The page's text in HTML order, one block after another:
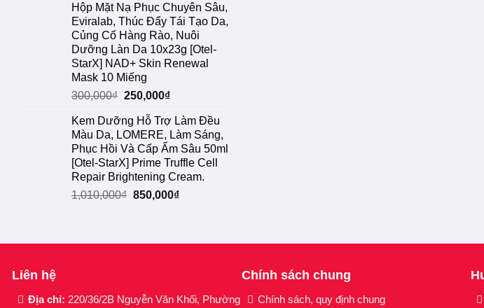
là:
1,050,000₫.
tại
là:
750,000₫.
Hộp Mặt Nạ Phục Chuyên Sâu,
Eviralab, Thúc Đẩy Tái Tạo Da,
Củng Cố Hàng Rào, Nuôi
Dưỡng Làn Da 10x23g [Otel-
StarX] NAD+ Skin Renewal
Mask 10 Miếng
300,000₫ Giá
là:
300,000₫.
250,000₫Giá
tại
là:
250,000₫.
Kem Dưỡng Hỗ Trợ Làm Đều
Màu Da, LOMERE, Làm Sáng,
Phục Hồi Và Cấp Ẩm Sâu 50ml
[Otel-StarX] Prime Truffle Cell
Repair Brightening Cream.
1,010,000₫ Giá
850,000₫Giá
Liên hệ
Địa chỉ: 220/36/2B Nguyễn Văn Khối, Phường
Chính sách chung
Chính sách, quy định chung